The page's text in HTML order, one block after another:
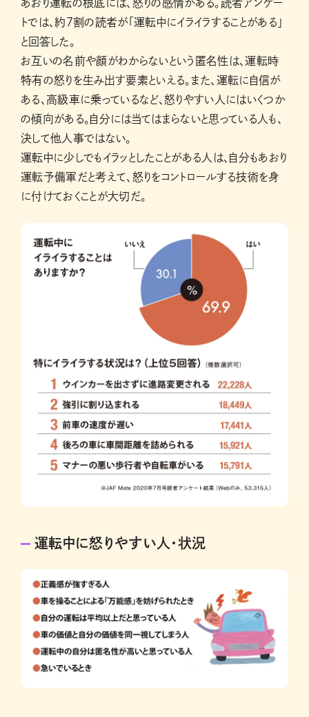
あおり運転の根底には、怒りの感情がある。読者アンケー
トでは、約7割の読者が「運転中にイライラすることがある」
と回答した。
お互いの名前や顔がわからないという匿名性は、運転時
特有の怒りを生み出す要素といえる。また、運転に自信が
ある、高級車に乗っているなど、怒りやすい人にはいくつか
の傾向がある。自分には当てはまらないと思っている人も、
決して他人事ではない。
運転中に少しでもイラッとしたことがある人は、自分もあおり
運転予備軍だと考えて、怒りをコントロールする技術を身
に付けておくことが大切だ。
運転中に怒りやすい人・状況